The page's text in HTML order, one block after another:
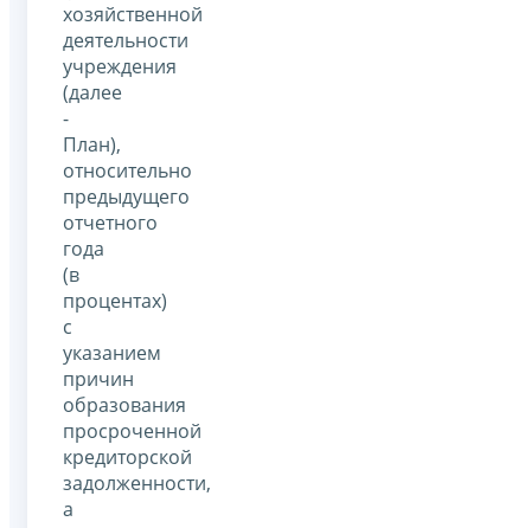
хозяйственной
деятельности
учреждения
(далее
-
План),
относительно
предыдущего
отчетного
года
(в
процентах)
с
указанием
причин
образования
просроченной
кредиторской
задолженности,
а